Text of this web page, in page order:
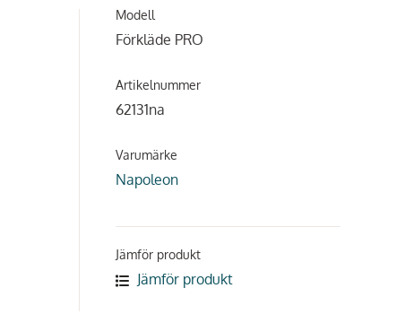
Modell
Förkläde PRO
Artikelnummer
62131na
Varumärke
Napoleon
Jämför produkt
Jämför produkt